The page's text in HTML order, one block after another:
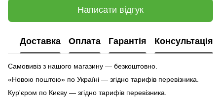
Написати відгук
Доставка Оплата Гарантія Консультація
Самовивіз з нашого магазину — безкоштовно.
«Новою поштою» по Україні — згідно тарифів перевізника.
Кур'єром по Києву — згідно тарифів перевізника.